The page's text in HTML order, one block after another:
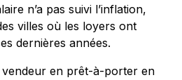
n’a pas suivi l’inflation,
villes où les loyers ont
dernières années.
vendeur en prêt-à-porter en